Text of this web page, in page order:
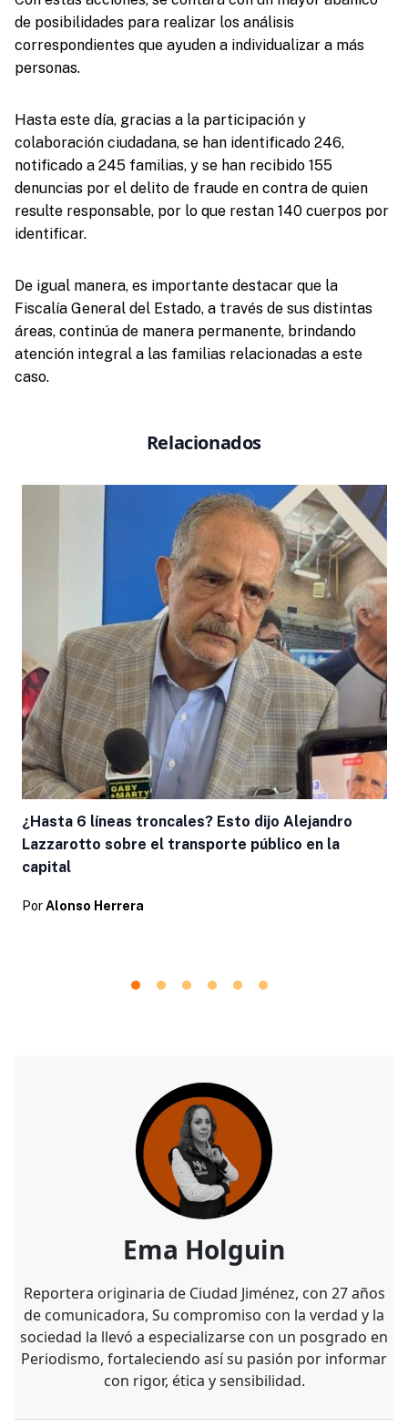
de posibilidades para realizar los análisis
correspondientes que ayuden a individualizar a más
personas.
Hasta este día, gracias a la participación y
colaboración ciudadana, se han identificado 246,
notificado a 245 familias, y se han recibido 155
denuncias por el delito de fraude en contra de quien
resulte responsable, por lo que restan 140 cuerpos por
identificar.
De igual manera, es importante destacar que la
Fiscalía General del Estado, a través de sus distintas
áreas, continúa de manera permanente, brindando
atención integral a las familias relacionadas a este
caso.
Relacionados
¿Hasta 6 líneas troncales? Esto dijo Alejandro
Lazzarotto sobre el transporte público en la
capital
Por Alonso Herrera
Ema Holguin
Reportera originaria de Ciudad Jiménez, con 27 años
de comunicadora, Su compromiso con la verdad y la
sociedad la llevó a especializarse con un posgrado en
Periodismo, fortaleciendo así su pasión por informar
con rigor, ética y sensibilidad.